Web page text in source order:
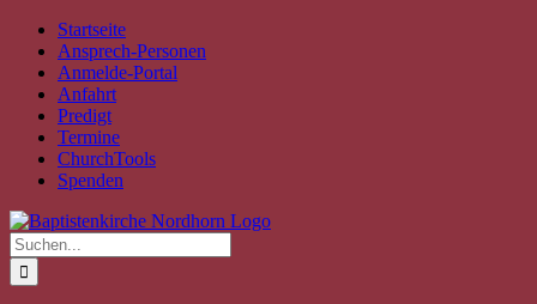
Zum
Inhalt
springen
Facebook
Instagram
YouTube
Spotify
Mail
PayPalStartseite
Ansprech-Personen
Anmelde-Portal
Anfahrt
Predigt
Termine
ChurchTools
Spenden
Suche
nach: